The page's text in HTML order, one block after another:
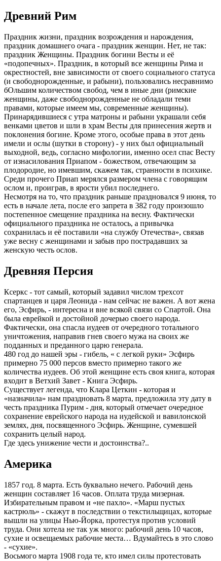
Древний Рим
Праздник жизни, праздник возрождения и нарождения,
праздник домашнего очага - праздник женщин. Нет, не так:
праздник Женщины. Праздник богини Весты и её
«подопечных». Праздник, в который все женщины Рима и
окрестностей, вне зависимости от своего социального статуса
(и свободнорожденные, и рабыни), пользовались несравнимо
бОльшим количеством свобод, чем в иные дни (римские
женщины, даже свободнорожденные не обладали теми
правами, которые имеем мы, современные женщины).
Принарядившиеся с утра матроны и рабыни украшали себя
венками цветов и шли в храм Весты для принесения жертв и
поклонения богине. Кроме этого, особые права в этот день
имели и ослы (шутки в сторону) - у них был официальный
выходной, ведь, согласно мифологии, именно осел спас Весту
от изнасилования Приапом - божеством, отвечающим за
плодородие, но имевшим, скажем так, странности в психике.
Среди прочего Приап мерялся размером члена с говорящим
ослом и, проиграв, в ярости убил последнего.
Несмотря на то, что праздник раньше праздновался 9 июня, то
есть в начале лета, после его запрета в 382 году произошло
постепенное смещение праздника на весну. Фактически
официального праздника не осталось, а привычка
сохранилась и её поставили «на службу Отечества», связав
уже весну с женщинами и забыв про пострадавших за
женскую честь ослов.
Древняя Персия
Ксеркс - тот самый, который задавил числом трехсот
спартанцев и царя Леонида - нам сейчас не важен. А вот жена
его, Эсфирь, - интересна и вне всякой связи со Спартой. Она
была еврейкой и достойной дочерью своего народа.
Фактически, она спасла иудеев от очередного тотального
уничтожения, направив гнев своего мужа на своих же
подданных и преданного царю генерала.
480 год до нашей эры - гибель, « с легкой руки» Эсфирь
примерно 75 000 персов вместо примерно такого же
количества иудеев. Об этой женщине есть своя книга, которая
входит в Ветхий Завет - Книга Эсфирь.
Существует легенда, что Клара Цеткин - которая и
«назначила» нам праздновать 8 марта, предложила эту дату в
честь праздника Пурим - дня, который отмечает очередное
сохранение еврейского народа на иудейской и вавилонской
землях, дня, посвященного Эсфирь. Женщине, сумевшей
сохранить целый народ.
Где здесь унижение чести и достоинства?..
Америка
1857 год. 8 марта. Есть буквально нечего. Рабочий день
женщин составляет 16 часов. Оплата труда мизерная.
Избирательным правом и «не пахло». «Марш пустых
кастрюль» - скажут в последствии о текстильщицах, которые
вышли на улицы Нью-Йорка, протестуя против условий
труда. Они хотела не так уж много: рабочий день 10 часов,
сухие и освещаемых рабочие места… Вдумайтесь в это слово
- «сухие».
Восьмого марта 1908 года те, кто имел силы протестовать